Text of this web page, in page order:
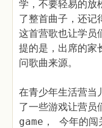
学，不要轻易的放
了整首曲子，还记
这首营歌也让学员
提的是，出席的家
问歌曲来源。
在青少年生活营当
了一些游戏让营
game， 今年的闯